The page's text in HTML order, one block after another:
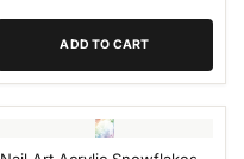
ADD TO CART